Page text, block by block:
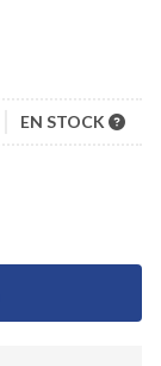
EN STOCK